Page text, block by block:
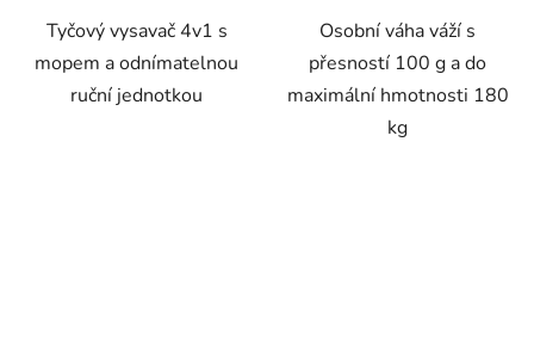
Tyčový vysavač 4v1 s
mopem a odnímatelnou
ruční jednotkou
Osobní váha váží s
přesností 100 g a do
maximální hmotnosti 180
kg